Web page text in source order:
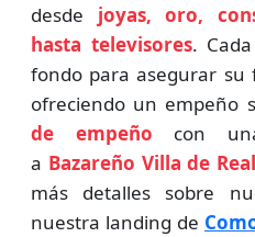
desde joyas, oro,
hasta televisores.
fondo para asegurar su
ofreciendo un empeño
de empeño con
a Bazareño Villa de Real
más detalles sobre
nuestra landing de